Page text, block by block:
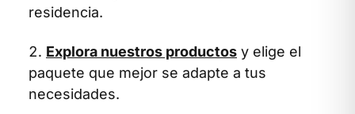
residencia.
Explora nuestros productos y elige el
paquete que mejor se adapte a tus
necesidades.